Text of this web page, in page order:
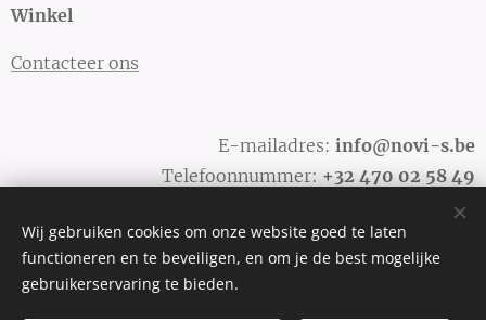
Winkel
Contacteer ons
E-mailadres: info@novi-s.be
Telefoonnummer: +32 470 02 58 49
Cookies
Wij gebruiken cookies om onze website goed te laten
functioneren en te beveiligen, en om je de best mogelijke
gebruikerservaring te bieden.